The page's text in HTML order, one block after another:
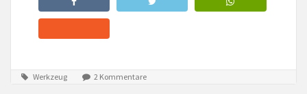
Werkzeug 2 Kommentare